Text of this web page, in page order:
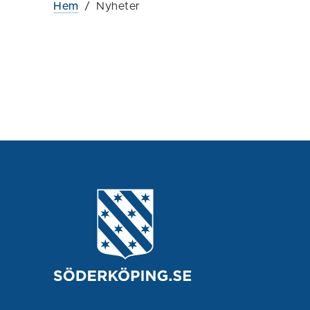
Hem / Nyheter